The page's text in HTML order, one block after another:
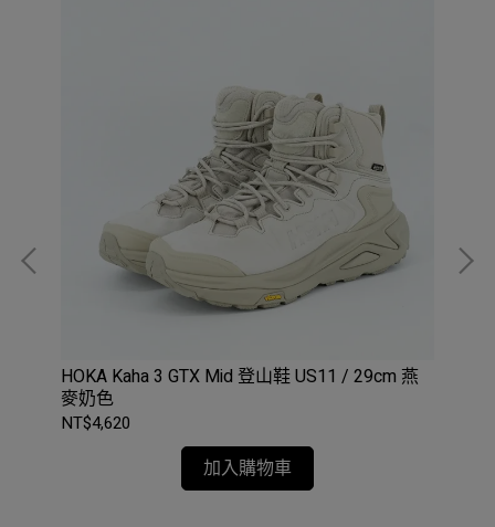
HOKA Kaha 3 GTX Mid 登山鞋 US11 / 29cm 燕
麥奶色
NT$4,620
加入購物車